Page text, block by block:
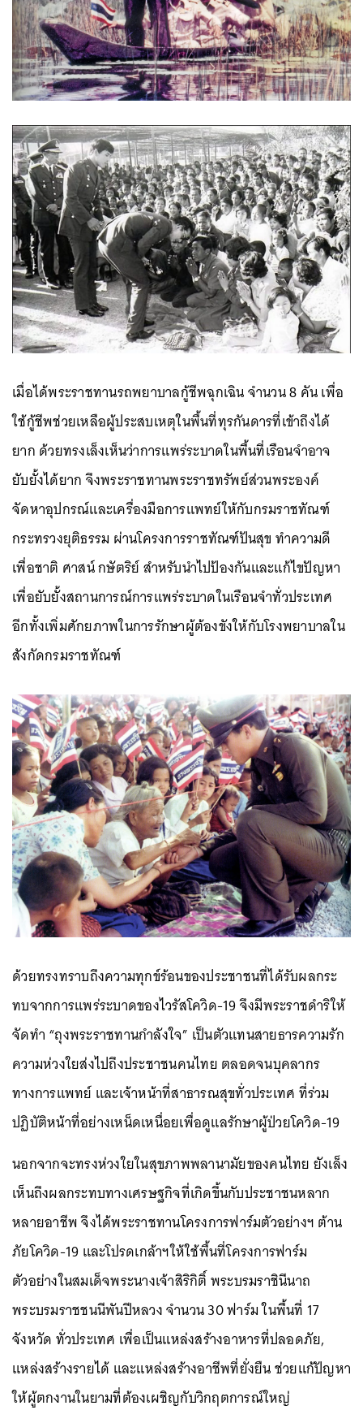
เมื่อได้พระราชทานรถพยาบาลกู้ชีพฉุกเฉิน จำนวน 8 คัน เพื่อ
ใช้กู้ชีพช่วยเหลือผู้ประสบเหตุในพื้นที่ทุรกันดารที่เข้าถึงได้
ยาก ด้วยทรงเล็งเห็นว่าการแพร่ระบาดในพื้นที่เรือนจำอาจ
ยับยั้งได้ยาก จึงพระราชทานพระราชทรัพย์ส่วนพระองค์
จัดหาอุปกรณ์และเครื่องมือการแพทย์ให้กับกรมราชทัณฑ์
กระทรวงยุติธรรม ผ่านโครงการราชทัณฑ์ปันสุข ทำความดี
เพื่อชาติ ศาสน์ กษัตริย์ สำหรับนำไปป้องกันและแก้ไขปัญหา
เพื่อยับยั้งสถานการณ์การแพร่ระบาดในเรือนจำทั่วประเทศ
อีกทั้งเพิ่มศักยภาพในการรักษาผู้ต้องขังให้กับโรงพยาบาลใน
สังกัดกรมราชทัณฑ์
ด้วยทรงทราบถึงความทุกข์ร้อนของประชาชนที่ได้รับผลกระ
ทบจากการแพร่ระบาดของไวรัสโควิด-19 จึงมีพระราชดำริให้
จัดทำ “ถุงพระราชทานกำลังใจ” เป็นตัวแทนสายธารความรัก
ความห่วงใยส่งไปถึงประชาชนคนไทย ตลอดจนบุคลากร
ทางการแพทย์ และเจ้าหน้าที่สาธารณสุขทั่วประเทศ ที่ร่วม
ปฏิบัติหน้าที่อย่างเหน็ดเหนื่อยเพื่อดูแลรักษาผู้ป่วยโควิด-19
นอกจากจะทรงห่วงใยในสุขภาพพลานามัยของคนไทย ยังเล็ง
เห็นถึงผลกระทบทางเศรษฐกิจที่เกิดขึ้นกับประชาชนหลาก
หลายอาชีพ จึงได้พระราชทานโครงการฟาร์มตัวอย่างฯ ต้าน
ภัยโควิด-19 และโปรดเกล้าฯให้ใช้พื้นที่โครงการฟาร์ม
ตัวอย่างในสมเด็จพระนางเจ้าสิริกิติ์ พระบรมราชินีนาถ
พระบรมราชชนนีพันปีหลวง จำนวน 30 ฟาร์ม ในพื้นที่ 17
จังหวัด ทั่วประเทศ เพื่อเป็นแหล่งสร้างอาหารที่ปลอดภัย,
แหล่งสร้างรายได้ และแหล่งสร้างอาชีพที่ยั่งยืน ช่วยแก้ปัญหา
ให้ผู้ตกงานในยามที่ต้องเผชิญกับวิกฤตการณ์ใหญ่